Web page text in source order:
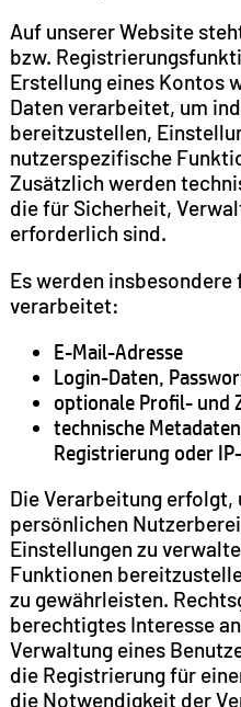
Auf unserer Website
bzw.
Erstellung eines Kontos
Daten verarbeitet, um
bereitzustellen,
nutzerspezifische
Zusätzlich werden
die für Sicherheit,
erforderlich sind.
Es werden insbesondere
verarbeitet:
E-Mail-Adresse
Login-Daten,
optionale Profil- und
technische
Registrierung oder
Die Verarbeitung erfolgt,
persönlichen
Einstellungen zu
Funktionen
zu gewährleisten.
berechtigtes Interesse
Verwaltung eines
die Registrierung für
die Notwendigkeit der